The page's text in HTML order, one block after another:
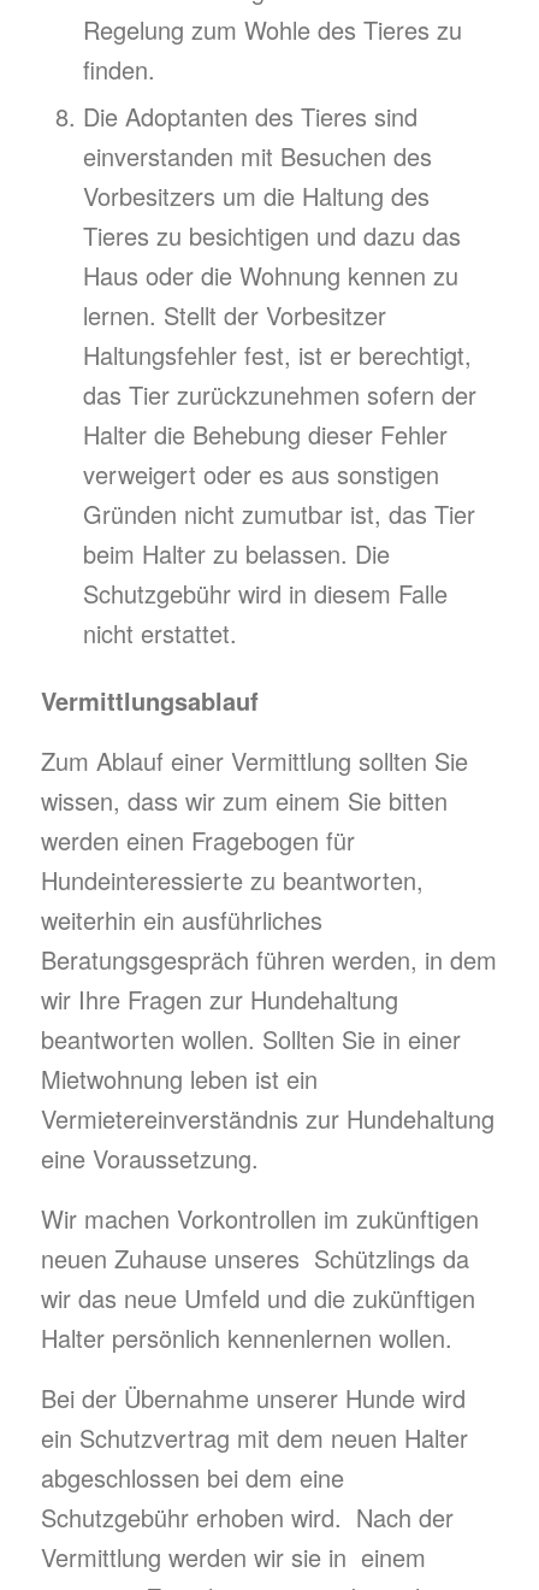
Regelung zum Wohle des Tieres zu
finden.
Die Adoptanten des Tieres sind
einverstanden mit Besuchen des
Vorbesitzers um die Haltung des
Tieres zu besichtigen und dazu das
Haus oder die Wohnung kennen zu
lernen. Stellt der Vorbesitzer
Haltungsfehler fest, ist er berechtigt,
das Tier zurückzunehmen sofern der
Halter die Behebung dieser Fehler
verweigert oder es aus sonstigen
Gründen nicht zumutbar ist, das Tier
beim Halter zu belassen. Die
Schutzgebühr wird in diesem Falle
nicht erstattet.
Vermittlungsablauf
Zum Ablauf einer Vermittlung sollten Sie
wissen, dass wir zum einem Sie bitten
werden einen Fragebogen für
Hundeinteressierte zu beantworten,
weiterhin ein ausführliches
Beratungsgespräch führen werden, in dem
wir Ihre Fragen zur Hundehaltung
beantworten wollen. Sollten Sie in einer
Mietwohnung leben ist ein
Vermietereinverständnis zur Hundehaltung
eine Voraussetzung.
Wir machen Vorkontrollen im zukünftigen
neuen Zuhause unseres Schützlings da
wir das neue Umfeld und die zukünftigen
Halter persönlich kennenlernen wollen.
Bei der Übernahme unserer Hunde wird
ein Schutzvertrag mit dem neuen Halter
abgeschlossen bei dem eine
Schutzgebühr erhoben wird. Nach der
Vermittlung werden wir sie in einem